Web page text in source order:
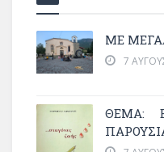
ΜΕ
7
ΘΈΜΑ: